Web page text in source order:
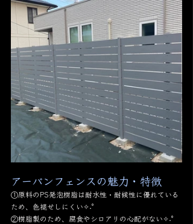
アーバンフェンスの魅力・特徴
①原料のPS発泡樹脂は耐水性・耐候性に優れている
ため、色褪せしにくい✧˖°
②樹脂製のため、腐食やシロアリの心配がない✧˖°